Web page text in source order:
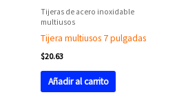
Tijeras de acero inoxidable
multiusos
Tijera multiusos 7 pulgadas
$20.63
Añadir al carrito